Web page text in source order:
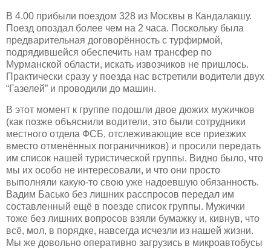
В 4.00 прибыли поездом 328 из Москвы в Кандалакшу.
Поезд опоздал более чем на 2 часа. Поскольку была
предварительная договорённость с турфирмой,
подрядившейся обеспечить нам трансфер по
Мурманской области, искать извозчиков не пришлось.
Практически сразу у поезда нас встретили водители двух
“Газелей” и проводили до машин.
В этот момент к группе подошли двое дюжих мужичков
(как позже объяснили водители, это были сотрудники
местного отдела ФСБ, отслеживающие все приезжих
вместо отменённых пограничников) и просили передать
им список нашей туристической группы. Видно было, что
мы их особо не интересовали, и что они просто
выполняли какую-то свою уже надоевшую обязанность.
Вадим Басько без лишних расспросов передал им
составленный ещё в поезде список группы. Мужички
тоже без лишних вопросов взяли бумажку и, кивнув, что
всё, мол, в порядке, навсегда исчезли из нашей жизни.
Мы же довольно оперативно загрузись в микроавтобусы